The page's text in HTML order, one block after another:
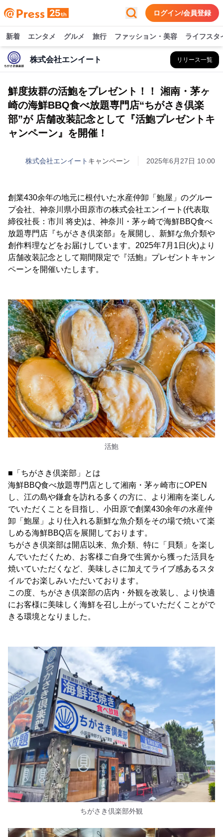
ログイン/会員登録
新着 エンタメ グルメ 旅行 ファッション・美容 ライフスタ
株式会社エンイート リリース一覧
鮮度抜群の活鮑をプレゼント！！ 湘南・茅ヶ
崎の海鮮BBQ食べ放題専門店“ちがさき倶楽
部”が 店舗改装記念として『活鮑プレゼントキ
ャンペーン』を開催！
株式会社エンイート キャンペーン 2025年6月27日 10:00
創業430余年の地元に根付いた水産仲卸「鮑屋」のグルー
プ会社、神奈川県小田原市の株式会社エンイート(代表取
締役社長：市川 将史)は、神奈川・茅ヶ崎で海鮮BBQ食べ
放題専門店『ちがさき倶楽部』を展開し、新鮮な魚介類や
創作料理などをお届けしています。2025年7月1日(火)より
店舗改装記念として期間限定で『活鮑』プレゼントキャン
ペーンを開催いたします。
活鮑
■「ちがさき倶楽部」とは
海鮮BBQ食べ放題専門店として湘南・茅ヶ崎市にOPEN
し、江の島や鎌倉を訪れる多くの方に、より湘南を楽しん
でいただくことを目指し、小田原で創業430余年の水産仲
卸「鮑屋」より仕入れる新鮮な魚介類をその場で焼いて楽
しめる海鮮BBQ店を展開しております。
ちがさき倶楽部は開店以来、魚介類、特に「貝類」を楽し
んでいただくため、お客様ご自身で生簀から獲った活貝を
焼いていただくなど、美味しさに加えてライブ感あるスタ
イルでお楽しみいただいております。
この度、ちがさき倶楽部の店内・外観を改装し、より快適
にお客様に美味しく海鮮を召し上がっていただくことがで
きる環境となりました。
ちがさき倶楽部外観